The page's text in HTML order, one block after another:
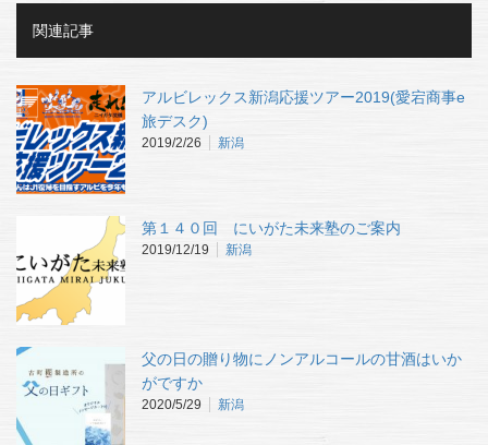
関連記事
アルビレックス新潟応援ツアー2019(愛宕商事e
旅デスク)
2019/2/26 新潟
第１４０回 にいがた未来塾のご案内
2019/12/19 新潟
父の日の贈り物にノンアルコールの甘酒はいか
がですか
2020/5/29 新潟